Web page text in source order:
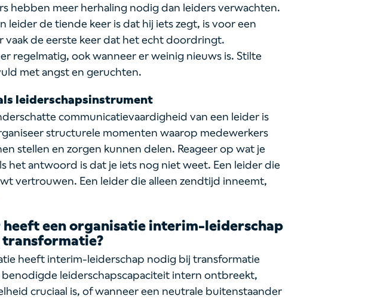
hebben meer herhaling nodig dan leiders verwachten.
leider de tiende keer is dat hij iets zegt, is voor een
vaak de eerste keer dat het echt doordringt.
regelmatig, ook wanneer er weinig nieuws is. Stilte
met angst en geruchten.
leiderschapsinstrument
communicatievaardigheid van een leider is
structurele momenten waarop medewerkers
stellen en zorgen kunnen delen. Reageer op wat je
het antwoord is dat je iets nog niet weet. Een leider die
vertrouwen. Een leider die alleen zendtijd inneemt,
heeft een organisatie interim-leiderschap
heeft interim-leiderschap nodig bij transformatie
leiderschapscapaciteit intern ontbreekt,
cruciaal is, of wanneer een neutrale buitenstaander